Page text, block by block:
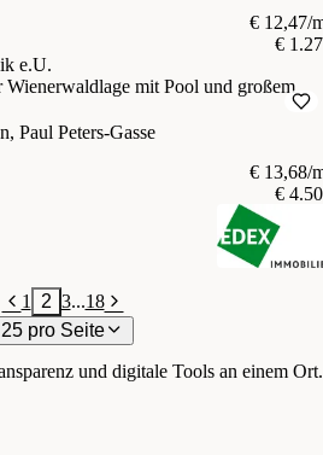
€ 12,47/
€
e.U.
mit Pool und großem
Paul Peters-Gasse
€ 13,68/
€
1 2 3...18
25 pro Seite
und digitale Tools an einem Ort.